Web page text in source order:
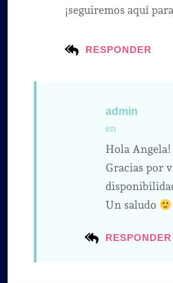
RESPONDER
¡seguiremos aquí
admin
en
RESPONDER
Hola Angela!
Gracias por
Un saludo